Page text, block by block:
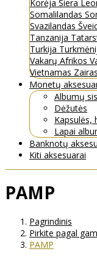
Korėja Siera
Somalilandas
Svazilandas
Tanzanija
Turkija
Vakarų Afrikos
Vietnamas Zairas
Monetų
Albumų
Dėžutės
Kapsulės,
Lapai
Banknotų
Kiti aksesuarai
PAMP
Pagrindinis
Pirkite pagal
PAMP